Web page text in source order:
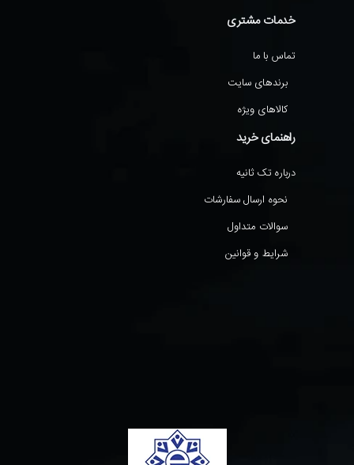
خدمات مشتری
تماس با ما
برندهای سایت
کالاهای ویژه
راهنمای خرید
درباره تک ثانیه
نحوه ارسال سفارشات
سوالات متداول
شرایط و قوانین